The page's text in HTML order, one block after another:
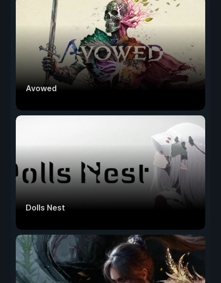
Avowed
Dolls Nest